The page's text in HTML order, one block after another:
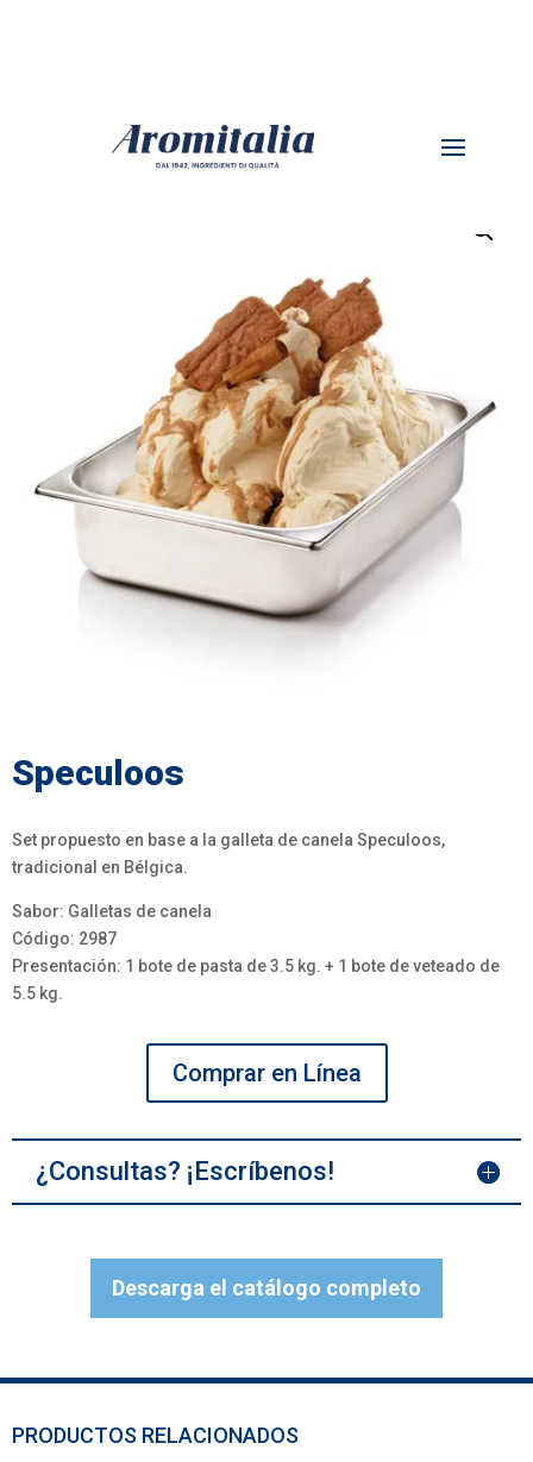
Speculoos
Set propuesto en base a la galleta de canela Speculoos,
tradicional en Bélgica.
Sabor: Galletas de canela
Código: 2987
Presentación: 1 bote de pasta de 3.5 kg. + 1 bote de veteado de
5.5 kg.
Comprar en Línea
¿Consultas? ¡Escríbenos!
Descarga el catálogo completo
PRODUCTOS RELACIONADOS